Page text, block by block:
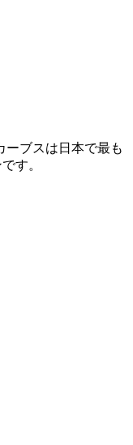
ーブスは日本で最も
す。